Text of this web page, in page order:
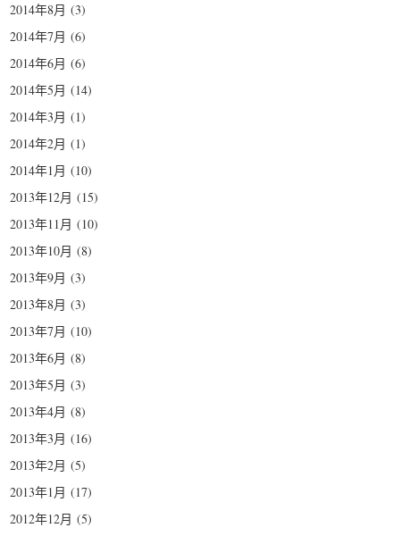
2014年8月 (3)
2014年7月 (6)
2014年6月 (6)
2014年5月 (14)
2014年3月 (1)
2014年2月 (1)
2014年1月 (10)
2013年12月 (15)
2013年11月 (10)
2013年10月 (8)
2013年9月 (3)
2013年8月 (3)
2013年7月 (10)
2013年6月 (8)
2013年5月 (3)
2013年4月 (8)
2013年3月 (16)
2013年2月 (5)
2013年1月 (17)
2012年12月 (5)